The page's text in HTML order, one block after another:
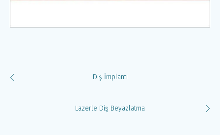
Diş İmplantı
Lazerle Diş Beyazlatma